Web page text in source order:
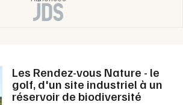
Est
Les Rendez-vous Nature - le
golf, d'un site industriel à un
réservoir de biodiversité